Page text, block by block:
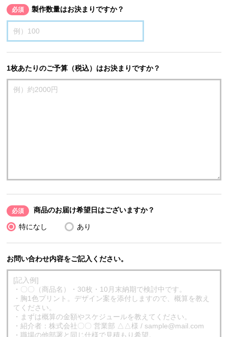
必須 製作数量はお決まりですか？
1枚あたりのご予算（税込）はお決まりですか？
必須 商品のお届け希望日はございますか？
特になし あり
お問い合わせ内容をご記入ください。